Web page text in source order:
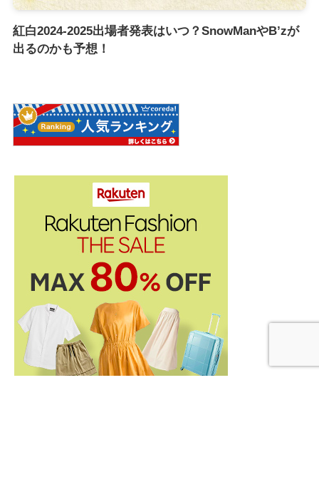
紅白2024-2025出場者発表はいつ？SnowManやB’zが
出るのかも予想！